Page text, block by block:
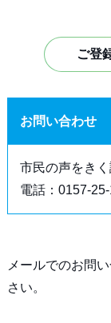
ご登
お問い合わせ
市民の声をきく
電話：0157-
メールでのお問
さい。